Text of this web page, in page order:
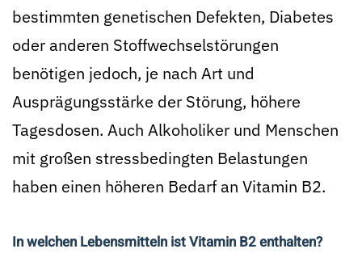
bestimmten genetischen Defekten, Diabetes
oder anderen Stoffwechselstörungen
benötigen jedoch, je nach Art und
Ausprägungsstärke der Störung, höhere
Tagesdosen. Auch Alkoholiker und Menschen
mit großen stressbedingten Belastungen
haben einen höheren Bedarf an Vitamin B2.
In welchen Lebensmitteln ist Vitamin B2 enthalten?